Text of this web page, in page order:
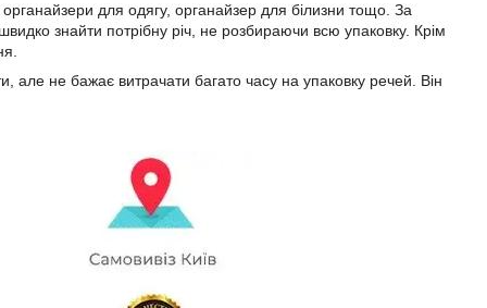
для одягу, органайзер для білизни тощо. За
знайти потрібну річ, не розбираючи всю упаковку. Крім
але не бажає витрачати багато часу на упаковку речей. Він